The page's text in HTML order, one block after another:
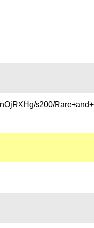
s200/